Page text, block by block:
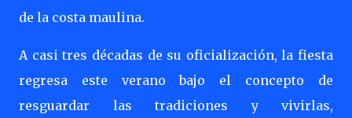
de la costa maulina.
A casi tres décadas de su oficialización, la fiesta
regresa este verano bajo el concepto de
resguardar las tradiciones y vivirlas,